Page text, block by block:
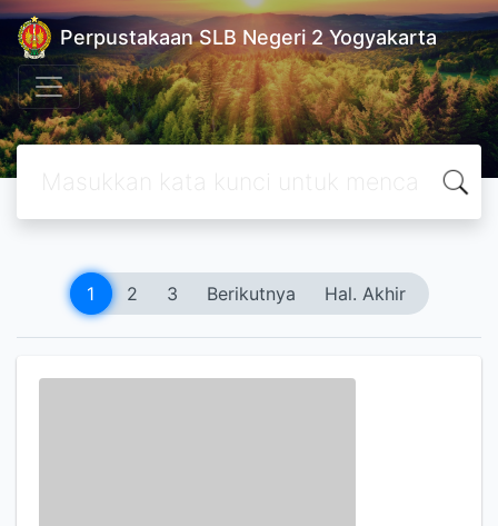
Perpustakaan SLB Negeri 2 Yogyakarta
1 2 3 Berikutnya Hal. Akhir